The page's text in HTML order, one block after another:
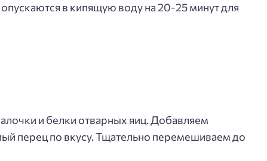
в кипящую воду на 20-25 минут для
и белки отварных яиц. Добавляем
перец по вкусу. Тщательно перемешиваем до